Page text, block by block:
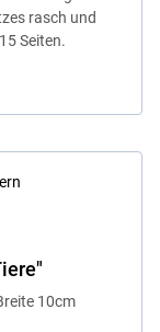
rasch und
Seiten.
10cm